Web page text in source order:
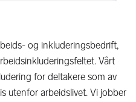
og inkluderingsbedrift,
Vårt
for deltakere som av
utenfor arbeidslivet. Vi jobber